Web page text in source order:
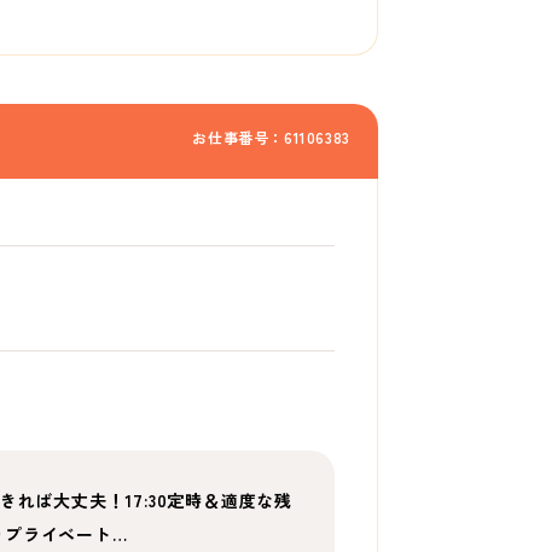
お仕事番号：61106383
ば大丈夫！17:30定時＆適度な残
ライベート…